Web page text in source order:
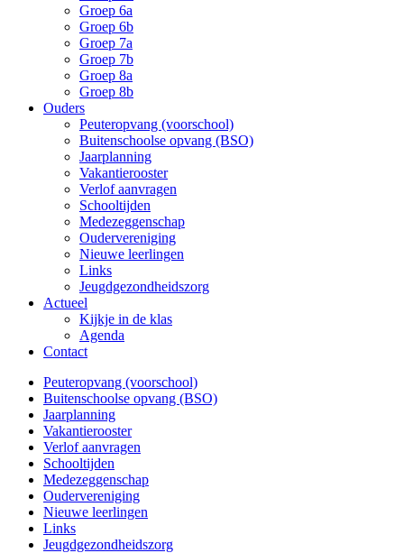
Groep 6a
Groep 6b
Groep 7a
Groep 7b
Groep 8a
Groep 8b
Ouders
Peuteropvang (voorschool)
Buitenschoolse opvang (BSO)
Jaarplanning
Vakantierooster
Verlof aanvragen
Schooltijden
Medezeggenschap
Oudervereniging
Nieuwe leerlingen
Links
Jeugdgezondheidszorg
Actueel
Kijkje in de klas
Agenda
Contact
Peuteropvang (voorschool)
Buitenschoolse opvang (BSO)
Jaarplanning
Vakantierooster
Verlof aanvragen
Schooltijden
Medezeggenschap
Oudervereniging
Nieuwe leerlingen
Links
Jeugdgezondheidszorg